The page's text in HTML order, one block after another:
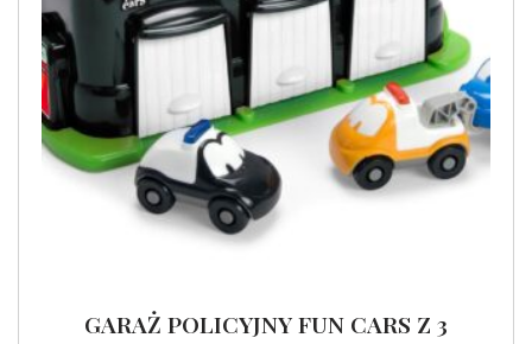
GARAŻ POLICYJNY FUN CARS Z 3